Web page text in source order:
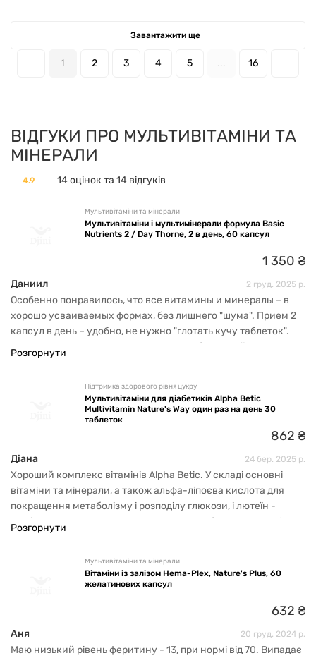
1 2 3 4 5 ... 16
Завантажити ще
ВІДГУКИ ПРО МУЛЬТИВІТАМІНИ ТА
МІНЕРАЛИ
4.9 14 оцінок та 14 відгуків
Мультивітаміни та мінерали
Мультивітаміни і мультимінерали формула Basic
Nutrients 2 / Day Thorne, 2 в день, 60 капсул
1 350 ₴
Даниил 2 груд. 2025 р.
Особенно понравилось, что все витамины и минералы – в
хорошо усваиваемых формах, без лишнего "шума". Прием 2
капсул в день – удобно, не нужно "глотать кучу таблеток".
Ощущение, что организм получает необходимый фундамент
для здоровья.
Розгорнути
Підтримка здорового рівня цукру
Мультивітаміни для діабетиків Alpha Betic
Multivitamin Nature's Way один раз на день 30
таблеток
862 ₴
Діана 24 бер. 2025 р.
Хороший комплекс вітамінів Alpha Betic. У складі основні
вітаміни та мінерали, а також альфа-ліпоєва кислота для
покращення метаболізму і розподілу глюкози, і лютеїн -
особливо для тих, хто має одночасно проблеми з зором і
метаболізмом глюкози. Ціна як для такого препарату з його
Розгорнути
Мультивітаміни та мінерали
Вітаміни із залізом Hema-Plex, Nature's Plus, 60
желатинових капсул
632 ₴
Аня 20 груд. 2024 р.
Маю низький рівень феритину - 13, при нормі від 70. Випадає